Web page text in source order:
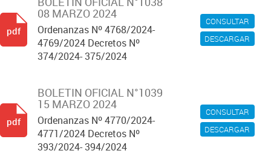
CONSULTAR
DESCARGAR
08 MARZO 2024
Ordenanzas Nº 4768/2024-
4769/2024 Decretos Nº
374/2024- 375/2024
pdf
CONSULTAR
DESCARGAR
BOLETIN OFICIAL N°1039
15 MARZO 2024
Ordenanzas Nº 4770/2024-
4771/2024 Decretos Nº
393/2024- 394/2024
pdf